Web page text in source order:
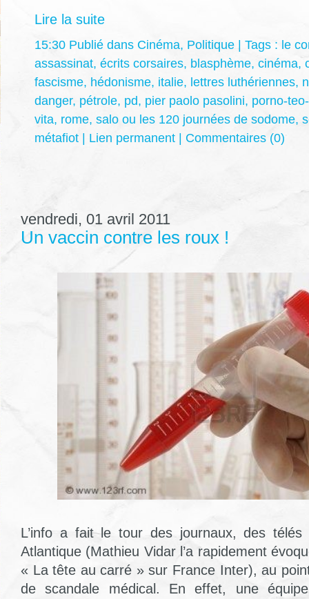
Lire la suite
15:30 Publié dans Cinéma, Politique | Tags : le
assassinat, écrits corsaires, blasphème, cinéma,
fascisme, hédonisme, italie, lettres luthériennes,
danger, pétrole, pd, pier paolo pasolini, porno-
vita, rome, salo ou les 120 journées de sodome,
métafiot
Lien permanent Commentaires (0)
vendredi, 01 avril 2011
Un vaccin contre les roux !
L’info a fait le tour des journaux, des
Atlantique (Mathieu Vidar l’a rapidement
« La tête au carré » sur France Inter), au
de scandale médical. En effet, une